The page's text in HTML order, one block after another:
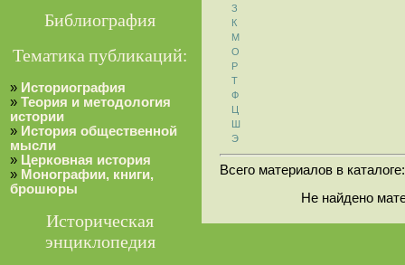
Библиография
Тематика публикаций:
» Историография
» Теория и методология
истории
» История общественной
мысли
» Церковная история
» Монографии, книги,
брошюры
Историческая
энциклопедия
З
К
М
О
Р
Т
Ф
Ц
Ш
Э
Всего материалов в
Не найдено